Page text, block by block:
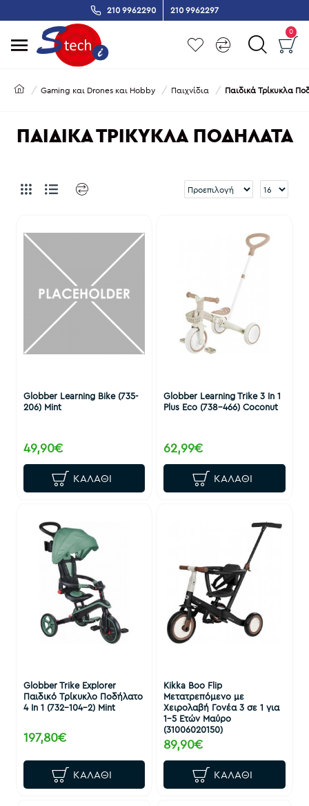
210 9962290 210 9962297
0
Gaming και Drones και Hobby Παιχνίδια Παιδικά Τρίκυκλα
ΠΑΙΔΙΚΆ ΤΡΊΚΥΚΛΑ ΠΟΔΉΛΑΤΑ
Globber Learning Bike (735-
206) Mint
49,90€
ΚΑΛΆΘΙ
Globber Learning Trike 3 In 1
Plus Eco (738-466) Coconut
62,99€
ΚΑΛΆΘΙ
Globber Trike Explorer
Παιδικό Τρίκυκλο Ποδήλατο
4 In 1 (732-104-2) Mint
197,80€
ΚΑΛΆΘΙ
Kikka Boo Flip
Μετατρεπόμενο με
Χειρολαβή Γονέα 3 σε 1 για
1-5 Ετών Μαύρο
(31006020150)
89,90€
ΚΑΛΆΘΙ